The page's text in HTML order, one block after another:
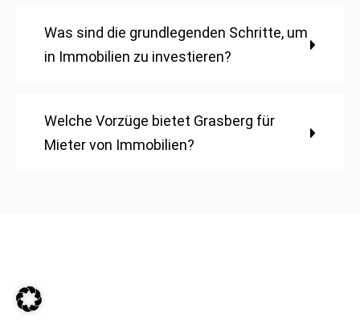
Was sind die grundlegenden Schritte, um
in Immobilien zu investieren?
Welche Vorzüge bietet Grasberg für
Mieter von Immobilien?